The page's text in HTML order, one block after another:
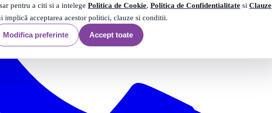
pentru a citi si a intelege Politica de Cookie, Politica de Confidentialitate si Clauze
implică acceptarea acestor politici, clauze si conditii.
Modifica preferinte Accept toate